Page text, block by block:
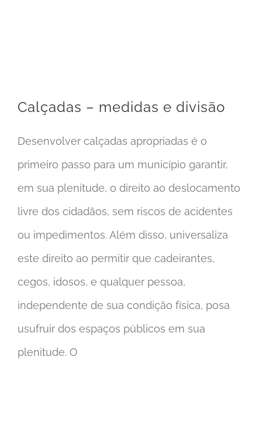
Calçadas – medidas e divisão
Desenvolver calçadas apropriadas é o
primeiro passo para um município garantir,
em sua plenitude, o direito ao deslocamento
livre dos cidadãos, sem riscos de acidentes
ou impedimentos. Além disso, universaliza
este direito ao permitir que cadeirantes,
cegos, idosos, e qualquer pessoa,
independente de sua condição física, posa
usufruir dos espaços públicos em sua
plenitude. O